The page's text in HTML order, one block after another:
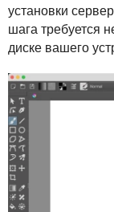
установки
шага требуется
диске вашего